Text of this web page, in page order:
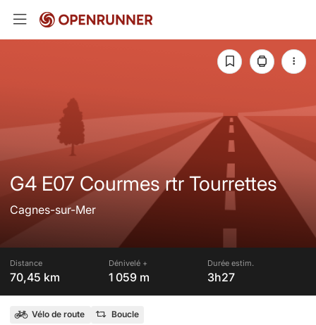
G4 E07 Courmes rtr Tourrettes
Cagnes-sur-Mer
Distance
70,45 km
Dénivelé +
1 059 m
Durée estim.
3h27
Vélo de route Boucle